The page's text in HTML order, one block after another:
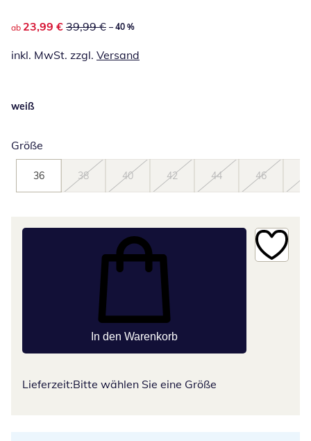
reduzierter Preis 23,99 €, vorheriger Preis: 39,99 €
ab 23,99 € 39,99 € – 40 %
inkl. MwSt. zzgl. Versand
weiß
Größe
36 38 40 42 44 46
In den Warenkorb
Lieferzeit:Bitte wählen Sie eine Größe